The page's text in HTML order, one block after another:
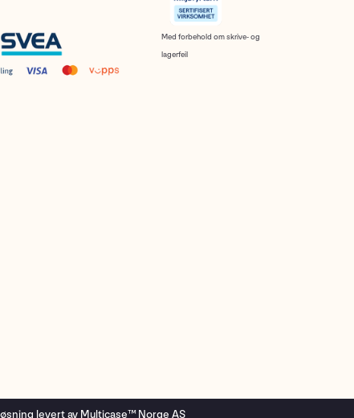
Med forbehold om skrive- og
lagerfeil
levert av Multicase™ Norge AS